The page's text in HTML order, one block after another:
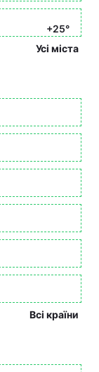
+25°
Усі міста
Всі країни